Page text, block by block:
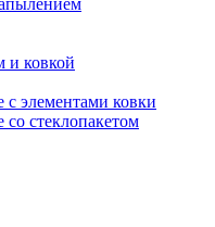
и ковкой
элементами ковки
стеклопакетом